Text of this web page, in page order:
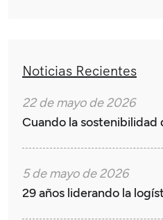
Noticias Recientes
22 de mayo de 2026
Cuando la sostenibilidad
5 de mayo de 2026
29 años liderando la